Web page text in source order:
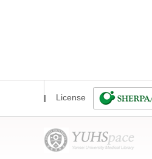
License